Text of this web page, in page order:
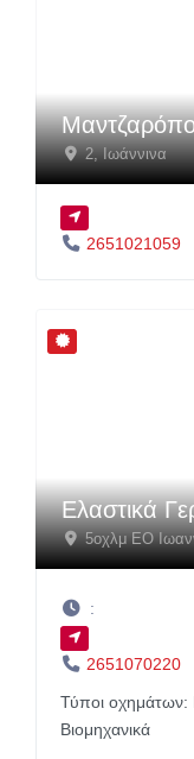
2,Ιωάννινα
2651021059
Ελαστικά
5oχλμ ΕΟ
:
2651070220
Τύποι οχημάτων:
Βιομηχανικά